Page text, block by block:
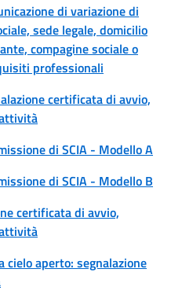
di variazione di
sede legale, domicilio
compagine sociale o
professionali
certificata di avvio,
di SCIA - Modello A
di SCIA - Modello B
certificata di avvio,
cielo aperto: segnalazione